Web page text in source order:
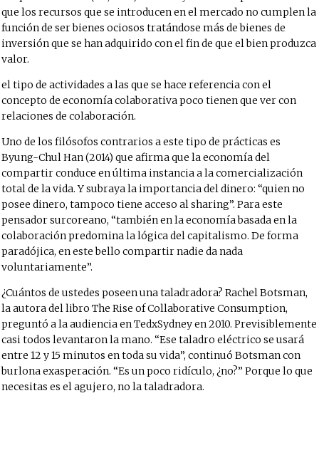
que los recursos que se introducen en el mercado no cumplen la
función de ser bienes ociosos tratándose más de bienes de
inversión que se han adquirido con el fin de que el bien produzca
valor.
el tipo de actividades a las que se hace referencia con el
concepto de economía colaborativa poco tienen que ver con
relaciones de colaboración.
Uno de los filósofos contrarios a este tipo de prácticas es
Byung-Chul Han (2014) que afirma que la economía del
compartir conduce en última instancia a la comercialización
total de la vida. Y subraya la importancia del dinero: “quien no
posee dinero, tampoco tiene acceso al sharing”. Para este
pensador surcoreano, “también en la economía basada en la
colaboración predomina la lógica del capitalismo. De forma
paradójica, en este bello compartir nadie da nada
voluntariamente”.
¿Cuántos de ustedes poseen una taladradora? Rachel Botsman,
la autora del libro The Rise of Collaborative Consumption,
preguntó a la audiencia en TedxSydney en 2010. Previsiblemente
casi todos levantaron la mano. “Ese taladro eléctrico se usará
entre 12 y 15 minutos en toda su vida”, continuó Botsman con
burlona exasperación. “Es un poco ridículo, ¿no?” Porque lo que
necesitas es el agujero, no la taladradora.